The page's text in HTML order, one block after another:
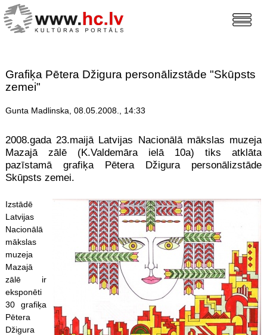
Grafiķa Pētera Džigura personālizstāde "Skūpsts
zemei"
Gunta Madlinska, 08.05.2008., 14:33
2008.gada 23.maijā Latvijas Nacionālā mākslas muzeja
Mazajā zālē (K.Valdemāra ielā 10a) tiks atklāta
pazīstamā grafiķa Pētera Džigura personālizstāde
Skūpsts zemei.
Izstādē
Latvijas
Nacionālā
mākslas
muzeja
Mazajā
zālē ir
eksponēti
30 grafiķa
Pētera
Džigura